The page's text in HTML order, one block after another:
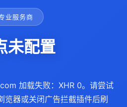
业服务商
未配置
加载失败：XHR 0。请尝试
器或关闭广告拦截插件后刷